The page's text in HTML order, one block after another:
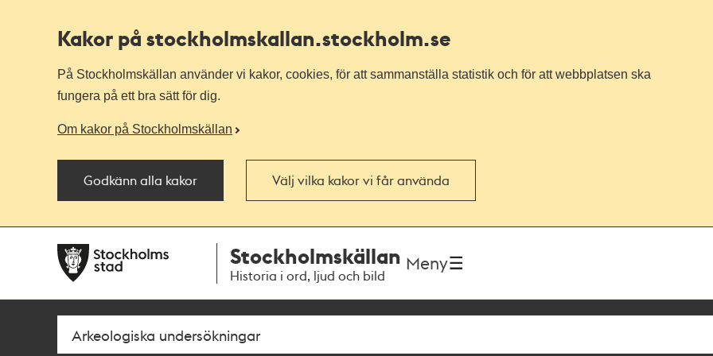
Kakor på stockholmskallan.stockholm.se
På Stockholmskällan använder vi kakor, cookies, för att sammanställa statistik och för att webbplatsen ska
fungera på ett bra sätt för dig.
Om kakor på Stockholmskällan
Godkänn alla kakor Välj vilka kakor vi får använda
navigationen
huvudinnehållet
Stockholmskällan
Historia i ord, ljud och bild
Meny
Sök